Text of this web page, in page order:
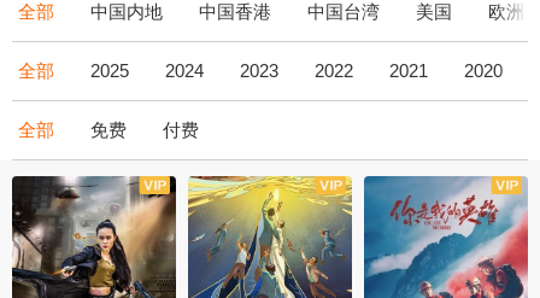
全部 中国内地 中国香港 中国台湾 美国 欧洲
全部 2025 2024 2023 2022 2021 2020
全部 免费 付费